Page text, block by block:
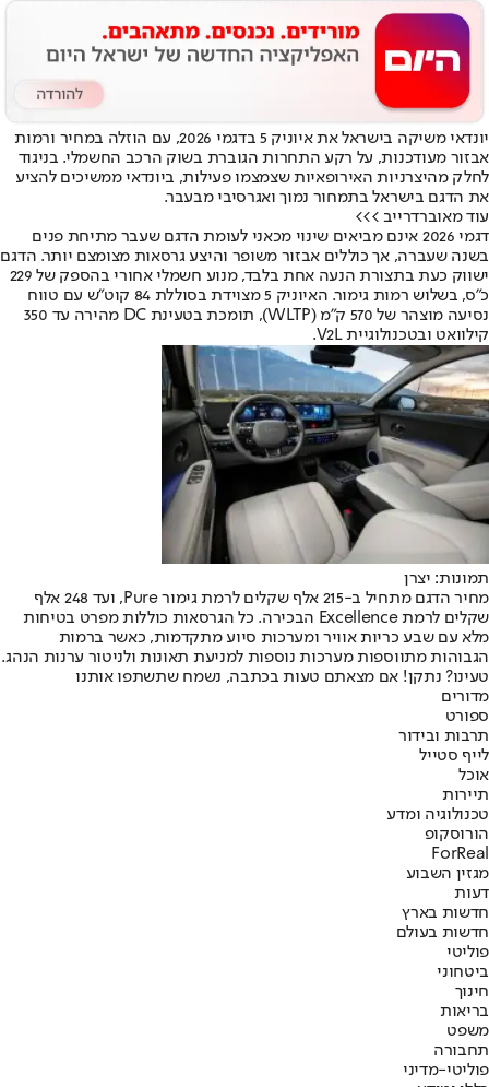
יונדאי משיקה בישראל את איוניק 5 בדגמי 2026, עם הוזלה במחיר ורמות
אבזור מעודכנות, על רקע התחרות הגוברת בשוק הרכב החשמלי. בניגוד
לחלק מהיצרניות האירופאיות שצמצמו פעילות, ביונדאי ממשיכים להציע
את הדגם בישראל בתמחור נמוך ואגרסיבי מבעבר.
עוד מאוברדרייב >>>
דגמי 2026 אינם מביאים שינוי מכאני לעומת הדגם שעבר מתיחת פנים
בשנה שעברה, אך כוללים אבזור משופר והיצע גרסאות מצומצם יותר. הדגם
ישווק כעת בתצורת הנעה אחת בלבד, מנוע חשמלי אחורי בהספק של 229
כ”ס, בשלוש רמות גימור. האיוניק 5 מצוידת בסוללת 84 קוט”ש עם טווח
נסיעה מוצהר של 570 ק”מ (WLTP), תומכת בטעינת DC מהירה עד 350
קילוואט ובטכנולוגיית V2L.
תמונות: יצרן
מחיר הדגם מתחיל ב-215 אלף שקלים לרמת גימור Pure, ועד 248 אלף
שקלים לרמת Excellence הבכירה. כל הגרסאות כוללות מפרט בטיחות
מלא עם שבע כריות אוויר ומערכות סיוע מתקדמות, כאשר ברמות
הגבוהות מתווספות מערכות נוספות למניעת תאונות ולניטור ערנות הנהג.
טעינו? נתקן! אם מצאתם טעות בכתבה, נשמח שתשתפו אותנו
מדורים
ספורט
תרבות ובידור
לייף סטייל
אוכל
תיירות
טכנולוגיה ומדע
הורוסקופ
ForReal
מגזין השבוע
דעות
חדשות בארץ
חדשות בעולם
פוליטי
ביטחוני
חינוך
בריאות
משפט
תחבורה
פוליטי-מדיני